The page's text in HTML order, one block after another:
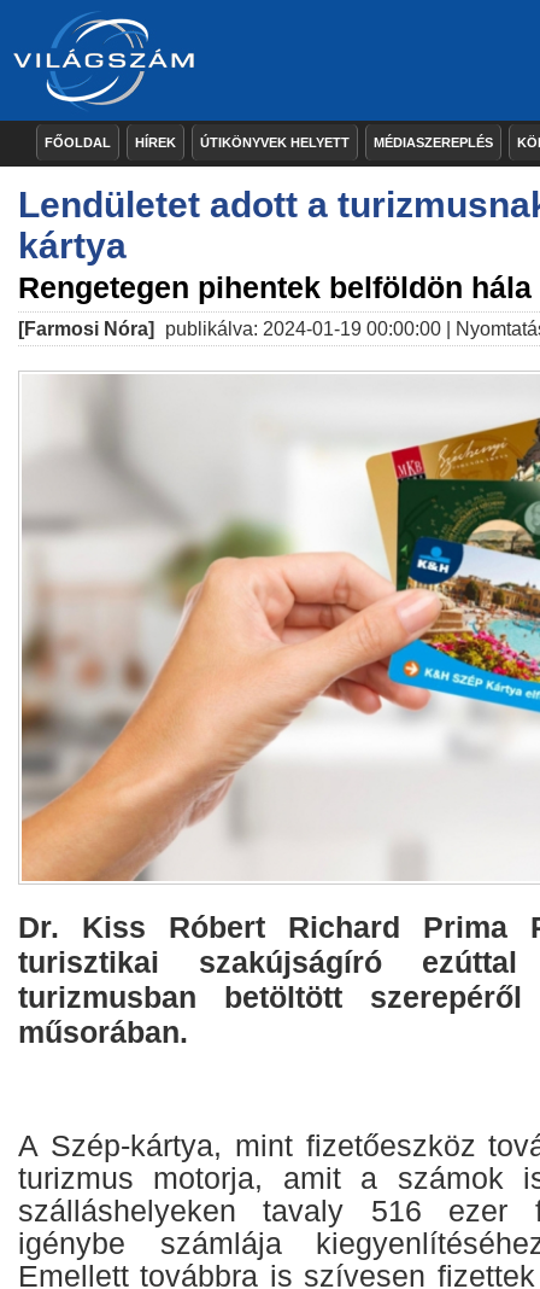
FŐOLDAL HÍREK ÚTIKÖNYVEK HELYETT MÉDIASZEREPLÉS
Lendületet adott a
kártya
Rengetegen pihentek belföldön
[Farmosi Nóra] publikálva: 2024-01-19 00:00:00 |
Dr. Kiss Róbert Richard Prima
turisztikai szakújságíró
turizmusban betöltött
műsorában.
A Szép-kártya, mint fizetőeszköz
turizmus motorja, amit a számok
szálláshelyeken tavaly 516 ezer
igénybe számlája
Emellett továbbra is szívesen